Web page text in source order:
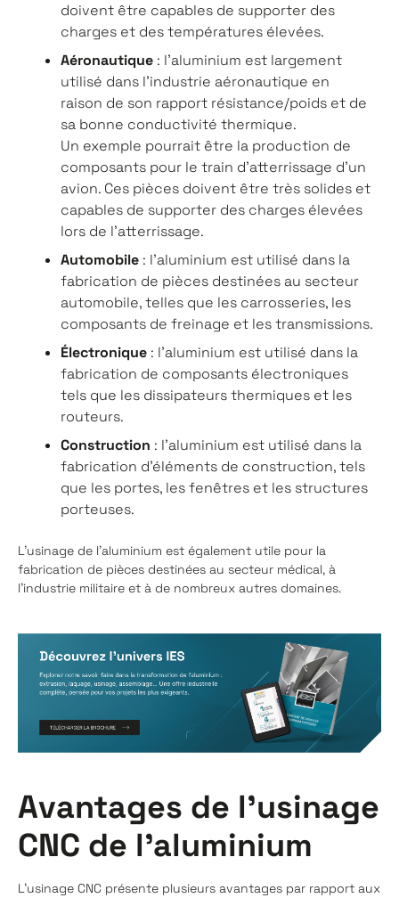
doivent être capables de supporter des
charges et des températures élevées.
Aéronautique : l'aluminium est largement
utilisé dans l'industrie aéronautique en
raison de son rapport résistance/poids et de
sa bonne conductivité thermique.
Un exemple pourrait être la production de
composants pour le train d'atterrissage d'un
avion. Ces pièces doivent être très solides et
capables de supporter des charges élevées
lors de l'atterrissage.
Automobile : l'aluminium est utilisé dans la
fabrication de pièces destinées au secteur
automobile, telles que les carrosseries, les
composants de freinage et les transmissions.
Électronique : l'aluminium est utilisé dans la
fabrication de composants électroniques
tels que les dissipateurs thermiques et les
routeurs.
Construction : l'aluminium est utilisé dans la
fabrication d'éléments de construction, tels
que les portes, les fenêtres et les structures
porteuses.
L'usinage de l'aluminium est également utile pour la
fabrication de pièces destinées au secteur médical, à
l'industrie militaire et à de nombreux autres domaines.
Avantages de l'usinage
CNC de l'aluminium
L'usinage CNC présente plusieurs avantages par rapport aux